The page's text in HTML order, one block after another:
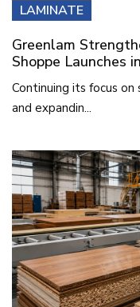
LAMINATE
Greenlam
Shoppe Launches
Continuing its focus
and expandin...